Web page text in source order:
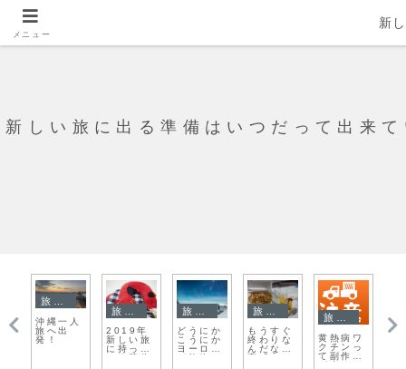
新しい旅に出る準備はいつだって出来
チェコ
【ヨーロ
ッパ旅】
マカオで
も人骨を
巡る旅
魔法にか
けられた
町ホイア
ン
オークラ
ンドミュ
ージアム
に行く
旅日記
の出発
裏切られ
た朝
ク
メニュー
新